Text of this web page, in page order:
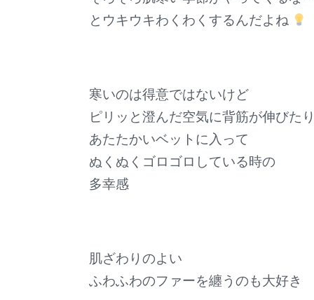
とウキウキわくわくするんだよね
寒いのは得意ではないけど
ピリッと澄んだ空気に背筋が伸びた
あたたかいベットに入って
ぬくぬくゴロゴロしている時の
多幸感
肌ざわりのよい
ふわふわのファーを纏うのも大好き